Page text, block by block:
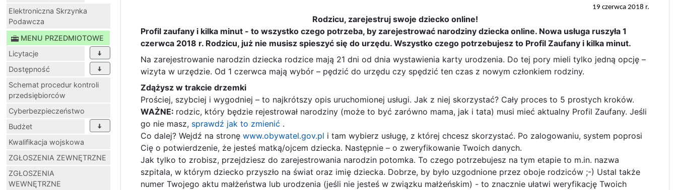
Elektroniczna Skrzynka
Podawcza
MENU PRZEDMIOTOWE
Licytacje
Dostępność
Schemat procedur kontroli
przedsiębiorców
Cyberbezpieczeństwo
Budżet
Kwalifikacja wojskowa
ZGŁOSZENIA ZEWNĘTRZNE
ZGŁOSZENIA
WEWNĘTRZNE
19 czerwca 2018 r.
Rodzicu, zarejestruj swoje dziecko online!
Profil zaufany i kilka minut - to wszystko czego potrzeba, by zarejestrować narodziny dziecka online. Nowa usługa ruszyła 1
czerwca 2018 r. Rodzicu, już nie musisz spieszyć się do urzędu. Wszystko czego potrzebujesz to Profil Zaufany i kilka minut.
Na zarejestrowanie narodzin dziecka rodzice mają 21 dni od dnia wystawienia karty urodzenia. Do tej pory mieli tylko jedną opcję –
wizyta w urzędzie. Od 1 czerwca mają wybór – pędzić do urzędu czy spędzić ten czas z nowym członkiem rodziny.
Zdążysz w trakcie drzemki
Prościej, szybciej i wygodniej – to najkrótszy opis uruchomionej usługi. Jak z niej skorzystać? Cały proces to 5 prostych kroków.
WAŻNE: rodzic, który będzie rejestrował narodziny (może to być zarówno mama, jak i tata) musi mieć aktualny Profil Zaufany. Jeśli
go nie masz, sprawdź jak to zmienić .
Co dalej? Wejdź na stronę www.obywatel.gov.pl i tam wybierz usługę, z której chcesz skorzystać. Po zalogowaniu, system poprosi
Cię o potwierdzenie, że jesteś matką/ojcem dziecka. Następnie – o zweryfikowanie Twoich danych.
Jak tylko to zrobisz, przejdziesz do zarejestrowania narodzin potomka. To czego potrzebujesz na tym etapie to m.in. nazwa
szpitala, w którym dziecko przyszło na świat oraz imię dziecka. Dobrze, by było uzgodnione przez oboje rodziców ;-) Ustal także
numer Twojego aktu małżeństwa lub urodzenia (jeśli nie jesteś w związku małżeńskim) - to znacznie ułatwi weryfikację Twoich